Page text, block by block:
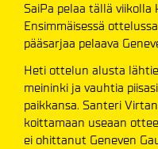
SaiPa pelaa tällä viikolla
Ensimmäisessä
pääsarjaa pelaava
Heti ottelun alusta
meininki ja vauhtia
paikkansa. Santeri
koittamaan useaan
ei ohittanut Geneven